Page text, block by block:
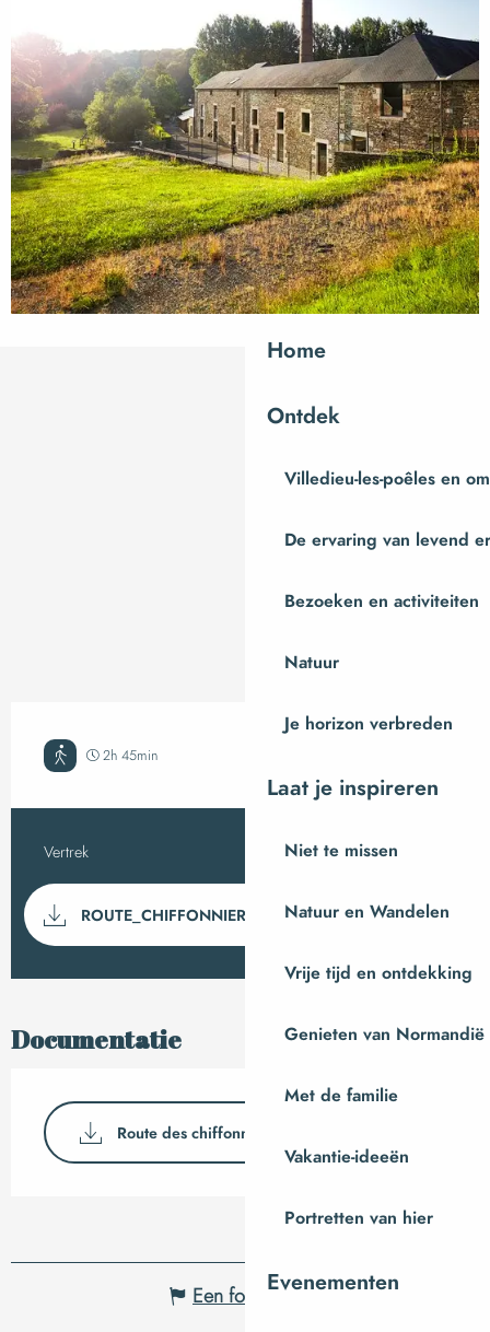
Home
Ontdek
Villedieu-les-poêles en
De ervaring van levend
Bezoeken en activiteiten
Natuur
Je horizon verbreden
Laat je inspireren
Niet te missen
Natuur en Wandelen
Vrije tijd en ontdekking
Genieten van Normandië
Met de familie
Vakantie-ideeën
Portretten van hier
Evenementen
2h 45min
Praktische
Vertrek Saint-Pois
Documentatie
ROUTE_CHIFFONNIERS_05 Met
Documentatie
Route des chiffonniers_Etape5
Een fout melden